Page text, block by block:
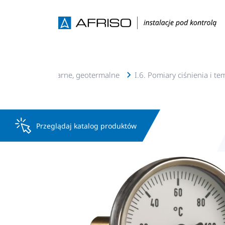
c.o., c.w.u, solarne, geotermalne I.6. Pomiary ciśnienia i
Przeglądaj katalog produktów